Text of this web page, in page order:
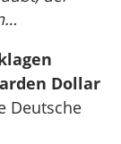
Dollar
Deutsche